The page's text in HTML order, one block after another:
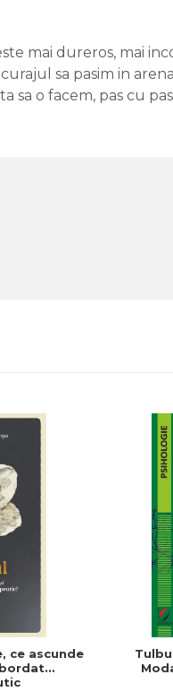
mai dureros, mai
sa pasim in
sa o facem, pas cu
ce ascunde